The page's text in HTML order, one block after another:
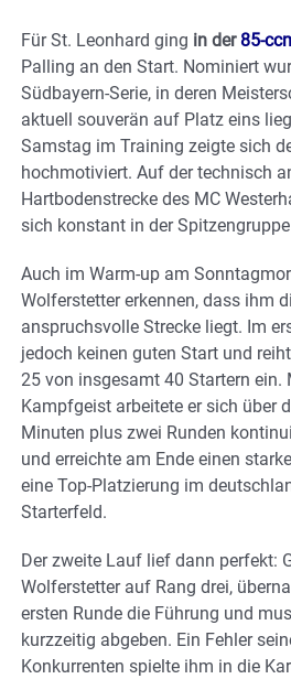
Für St. Leonhard ging in der85-
Palling an den Start. Nominiert
Südbayern-Serie, in deren
aktuell souverän auf Platz eins
Samstag im Training zeigte sich
hochmotiviert. Auf der technisch
Hartbodenstrecke des MC
sich konstant in der
Auch im Warm-up am
Wolferstetter erkennen, dass ihm
anspruchsvolle Strecke liegt. Im
jedoch keinen guten Start und
25 von insgesamt 40 Startern ein.
Kampfgeist arbeitete er sich über
Minuten plus zwei Runden
und erreichte am Ende einen
eine Top-Platzierung im
Starterfeld.
Der zweite Lauf lief dann perfekt:
Wolferstetter auf Rang drei,
ersten Runde die Führung und
kurzzeitig abgeben. Ein Fehler
Konkurrenten spielte ihm in die